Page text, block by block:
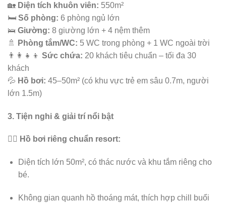
🏡 Diện tích khuôn viên: 550m²
🛏️ Số phòng: 6 phòng ngủ lớn
🛌 Giường: 8 giường lớn + 4 nệm thêm
🚿
Phòng tắm/WC: 5 WC trong phòng + 1 WC ngoài trời
👨‍👩‍👧‍👦 Sức chứa: 20 khách tiêu chuẩn – tối đa 30
khách
💦 Hồ bơi: 45–50m² (có khu vực trẻ em sâu 0.7m, người
lớn 1.5m)
3. Tiện nghi & giải trí nổi bật
🏊‍♀️ Hồ bơi riêng chuẩn resort:
Diện tích lớn 50m², có thác nước và khu tắm riêng cho
bé.
Không gian quanh hồ thoáng mát, thích hợp chill buổi